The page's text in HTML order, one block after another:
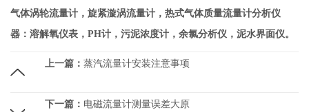
气体涡轮流量计，旋紧漩涡流量计，热式气体质量流量计分析仪
器：溶解氧仪表，PH计，污泥浓度计，余氯分析仪，泥水界面仪。
上一篇： 蒸汽流量计安装注意事项
下一篇： 电磁流量计测量误差大原